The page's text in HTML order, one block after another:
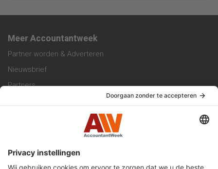
Meer Accountantweek
Partner worden & Adverteren
Nieuwsbrief
Partners